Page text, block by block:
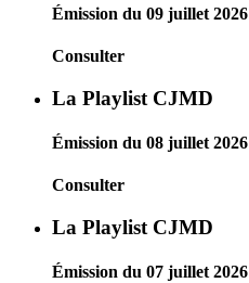
Émission du 09 juillet 2026
Consulter
La Playlist CJMD
Émission du 08 juillet 2026
Consulter
La Playlist CJMD
Émission du 07 juillet 2026